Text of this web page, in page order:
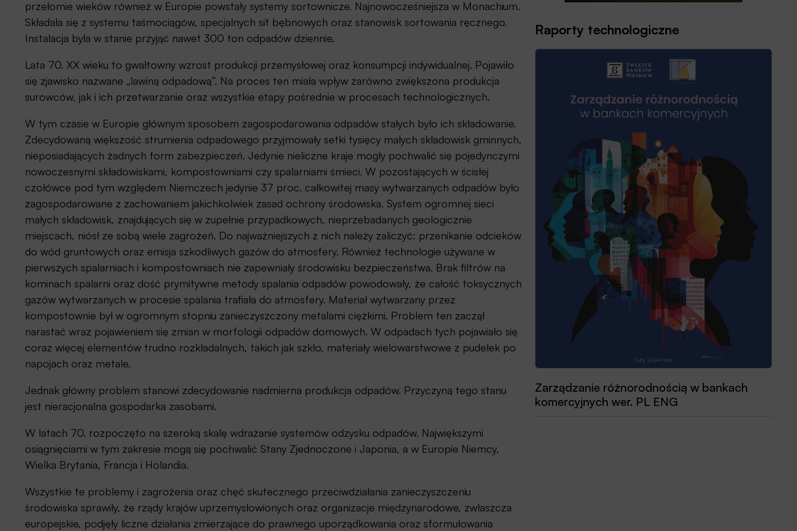
przełomie wieków również w Europie powstały systemy sortownicze. Najnowocześniejsza w Monachium.
Składała się z systemu taśmociągów, specjalnych sit bębnowych oraz stanowisk sortowania ręcznego.
Instalacja była w stanie przyjąć nawet 300 ton odpadów dziennie.
Lata 70. XX wieku to gwałtowny wzrost produkcji przemysłowej oraz konsumpcji indywidualnej. Pojawiło
się zjawisko nazwane „lawiną odpadową”. Na proces ten miała wpływ zarówno zwiększona produkcja
surowców, jak i ich przetwarzanie oraz wszystkie etapy pośrednie w procesach technologicznych.
W tym czasie w Europie głównym sposobem zagospodarowania odpadów stałych było ich składowanie.
Zdecydowaną większość strumienia odpadowego przyjmowały setki tysięcy małych składowisk gminnych,
nieposiadających żadnych form zabezpieczeń. Jedynie nieliczne kraje mogły pochwalić się pojedynczymi
nowoczesnymi składowiskami, kompostowniami czy spalarniami śmieci. W pozostających w ścisłej
czołówce pod tym względem Niemczech jedynie 37 proc. całkowitej masy wytwarzanych odpadów było
zagospodarowane z zachowaniem jakichkolwiek zasad ochrony środowiska. System ogromnej sieci
małych składowisk, znajdujących się w zupełnie przypadkowych, nieprzebadanych geologicznie
miejscach, niósł ze sobą wiele zagrożeń. Do najważniejszych z nich należy zaliczyć: przenikanie odcieków
do wód gruntowych oraz emisja szkodliwych gazów do atmosfery. Również technologie używane w
pierwszych spalarniach i kompostowniach nie zapewniały środowisku bezpieczeństwa. Brak filtrów na
kominach spalarni oraz dość prymitywne metody spalania odpadów powodowały, że całość toksycznych
gazów wytwarzanych w procesie spalania trafiała do atmosfery. Materiał wytwarzany przez
kompostownie był w ogromnym stopniu zanieczyszczony metalami ciężkimi. Problem ten zaczął
narastać wraz pojawieniem się zmian w morfologii odpadów domowych. W odpadach tych pojawiało się
coraz więcej elementów trudno rozkładalnych, takich jak szkło, materiały wielowarstwowe z pudełek po
napojach oraz metale.
Jednak główny problem stanowi zdecydowanie nadmierna produkcja odpadów. Przyczyną tego stanu
jest nieracjonalna gospodarka zasobami.
W latach 70. rozpoczęto na szeroką skalę wdrażanie systemów odzysku odpadów. Największymi
osiągnięciami w tym zakresie mogą się pochwalić Stany Zjednoczone i Japonia, a w Europie Niemcy,
Wielka Brytania, Francja i Holandia.
Wszystkie te problemy i zagrożenia oraz chęć skutecznego przeciwdziałania zanieczyszczeniu
środowiska sprawiły, że rządy krajów uprzemysłowionych oraz organizacje międzynarodowe, zwłaszcza
europejskie, podjęły liczne działania zmierzające do prawnego uporządkowania oraz sformułowania
Raporty technologiczne
Zarządzanie różnorodnością w bankach
komercyjnych wer. PL ENG
Przewodnik dobrych praktyk 2025